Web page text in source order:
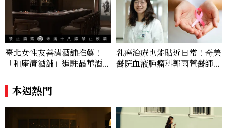
臺北女性友善清酒舖推薦！
「和庵清酒舖」進駐晶華酒
180元起輕鬆微醺
乳癌治療也能貼近日常！奇美
醫院血液腫瘤科郭雨萱醫師分
本週熱門